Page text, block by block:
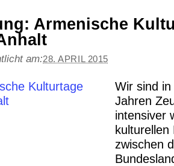
Armenische
am:28. APRIL 2015
Wir sind
Jahren
intensiver
kulturellen
zwischen